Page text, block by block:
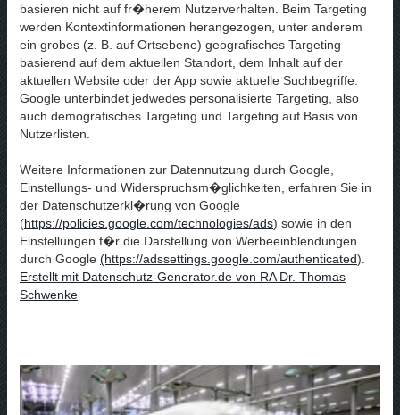
basieren nicht auf fr�herem Nutzerverhalten. Beim Targeting
werden Kontextinformationen herangezogen, unter anderem
ein grobes (z. B. auf Ortsebene) geografisches Targeting
basierend auf dem aktuellen Standort, dem Inhalt auf der
aktuellen Website oder der App sowie aktuelle Suchbegriffe.
Google unterbindet jedwedes personalisierte Targeting, also
auch demografisches Targeting und Targeting auf Basis von
Nutzerlisten.
Weitere Informationen zur Datennutzung durch Google,
Einstellungs- und Widerspruchsm�glichkeiten, erfahren Sie in
der Datenschutzerkl�rung von Google
(https://policies.google.com/technologies/ads) sowie in den
Einstellungen f�r die Darstellung von Werbeeinblendungen
durch Google (https://adssettings.google.com/authenticated).
Erstellt mit Datenschutz-Generator.de von RA Dr. Thomas
Schwenke